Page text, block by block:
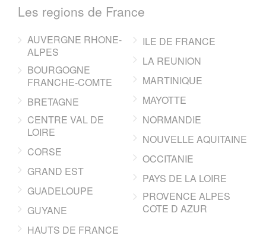
Les regions de France
AUVERGNE RHONE-
ALPES
BOURGOGNE
FRANCHE-COMTE
BRETAGNE
CENTRE VAL DE
LOIRE
CORSE
GRAND EST
GUADELOUPE
GUYANE
HAUTS DE FRANCE
ILE DE FRANCE
LA REUNION
MARTINIQUE
MAYOTTE
NORMANDIE
NOUVELLE AQUITAINE
OCCITANIE
PAYS DE LA LOIRE
PROVENCE ALPES
COTE D AZUR